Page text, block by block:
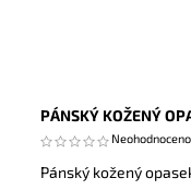
PÁNSKÝ KOŽENÝ
Neohodnoceno
Pánský kožený